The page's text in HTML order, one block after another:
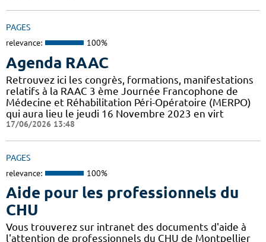
PAGES
relevance: 100%
Agenda RAAC
Retrouvez ici les congrès, formations, manifestations
relatifs à la RAAC 3 ème Journée Francophone de
Médecine et Réhabilitation Péri-Opératoire (MERPO)
qui aura lieu le jeudi 16 Novembre 2023 en virt
17/06/2026 13:48
PAGES
relevance: 100%
Aide pour les professionnels du
CHU
Vous trouverez sur intranet des documents d'aide à
l'attention de professionnels du CHU de Montpellier